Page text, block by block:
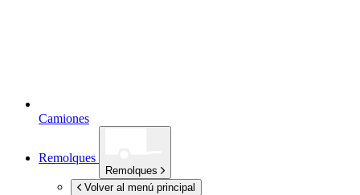
Camiones
Remolques
Remolques
Volver al menú principal